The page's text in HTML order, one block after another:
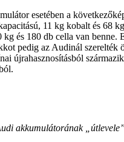
esetében a
11 kg kobalt és 68
és 180 db cella van benne.
pedig az Audinál szerelték
újrahasznosításból
akkumulátorának